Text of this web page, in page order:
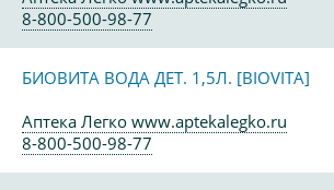
8-800-500-98-77
БИОВИТА ВОДА ДЕТ. 1,5Л. [BIOVITA]
Аптека Легко www.aptekalegko.ru
8-800-500-98-77